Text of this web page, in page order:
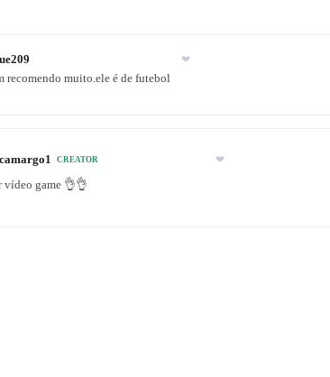
❤
recomendo muito.ele é de futebol
CREATOR ❤
vídeo game 👌👌